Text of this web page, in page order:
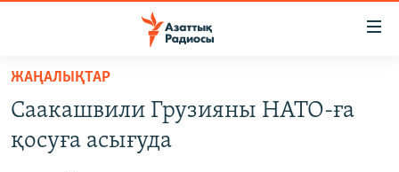
Skip
main
content
AZATTYQTV
ЖАҢАЛЫҚТАР
Саакашвили Грузияны НАТО-ға
қосуға асығуда